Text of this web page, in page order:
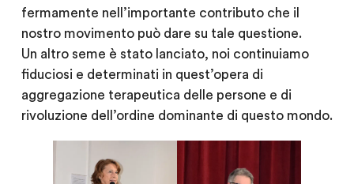
fermamente nell’importante contributo che il
nostro movimento può dare su tale questione.
Un altro seme è stato lanciato, noi continuiamo
fiduciosi e determinati in quest’opera di
aggregazione terapeutica delle persone e di
rivoluzione dell’ordine dominante di questo mondo.